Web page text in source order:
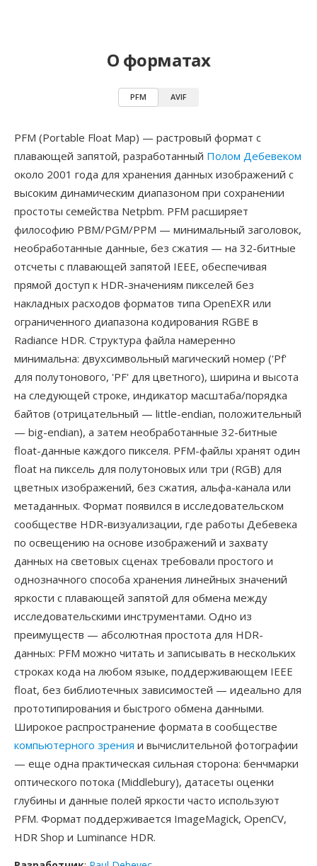
О форматах
PFM AVIF
PFM (Portable Float Map) — растровый формат с
плавающей запятой, разработанный Полом Дебевеком
около 2001 года для хранения данных изображений с
высоким динамическим диапазоном при сохранении
простоты семейства Netpbm. PFM расширяет
философию PBM/PGM/PPM — минимальный заголовок,
необработанные данные, без сжатия — на 32-битные
отсчеты с плавающей запятой IEEE, обеспечивая
прямой доступ к HDR-значениям пикселей без
накладных расходов форматов типа OpenEXR или
ограниченного диапазона кодирования RGBE в
Radiance HDR. Структура файла намеренно
минимальна: двухсимвольный магический номер ('Pf'
для полутонового, 'PF' для цветного), ширина и высота
на следующей строке, индикатор масштаба/порядка
байтов (отрицательный — little-endian, положительный
— big-endian), а затем необработанные 32-битные
float-данные каждого пикселя. PFM-файлы хранят один
float на пиксель для полутоновых или три (RGB) для
цветных изображений, без сжатия, альфа-канала или
метаданных. Формат появился в исследовательском
сообществе HDR-визуализации, где работы Дебевека
по освещению на основе изображений и захвату
данных на световых сценах требовали простого и
однозначного способа хранения линейных значений
яркости с плавающей запятой для обмена между
исследовательскими инструментами. Одно из
преимуществ — абсолютная простота для HDR-
данных: PFM можно читать и записывать в нескольких
строках кода на любом языке, поддерживающем IEEE
float, без библиотечных зависимостей — идеально для
прототипирования и быстрого обмена данными.
Широкое распространение формата в сообществе
компьютерного зрения и вычислительной фотографии
— еще одна практическая сильная сторона: бенчмарки
оптического потока (Middlebury), датасеты оценки
глубины и данные полей яркости часто используют
PFM. Формат поддерживается ImageMagick, OpenCV,
HDR Shop и Luminance HDR.